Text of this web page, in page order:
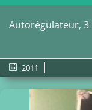
Autorégulateur, 3
2011